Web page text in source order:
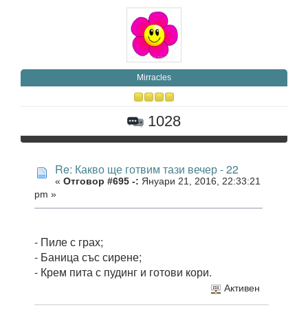
Mirracles
1028
Re: Какво ще готвим тази вечер - 22
« Отговор #695 -: Януари 21, 2016, 22:33:21
pm »
- Пиле с грах;
- Баница със сирене;
- Крем пита с пудинг и готови кори.
Активен